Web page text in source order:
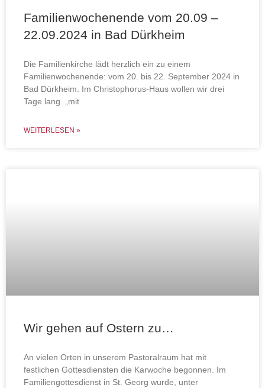
Familienwochenende vom 20.09 –
22.09.2024 in Bad Dürkheim
Die Familienkirche lädt herzlich ein zu einem
Familienwochenende: vom 20. bis 22. September 2024 in
Bad Dürkheim. Im Christophorus-Haus wollen wir drei
Tage lang „mit
WEITERLESEN »
Wir gehen auf Ostern zu…
An vielen Orten in unserem Pastoralraum hat mit
festlichen Gottesdiensten die Karwoche begonnen. Im
Familiengottesdienst in St. Georg wurde, unter